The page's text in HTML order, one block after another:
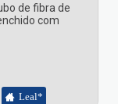
de fibra de
com
Leal*